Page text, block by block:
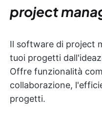
project
Il software di project
tuoi progetti
Offre funzionalità
collaborazione,
progetti.